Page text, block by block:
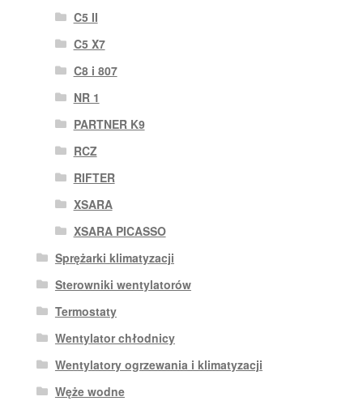
C5 II
C5 X7
C8 i 807
NR 1
PARTNER K9
RCZ
RIFTER
XSARA
XSARA PICASSO
Sprężarki klimatyzacji
Sterowniki wentylatorów
Termostaty
Wentylator chłodnicy
Wentylatory ogrzewania i klimatyzacji
Węże wodne